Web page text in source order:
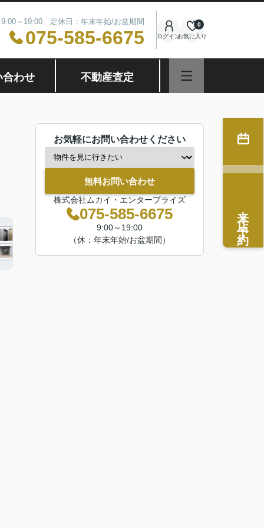
～19:00 定休日：年末年始/お盆期間
075-585-6675 ログインお気に入り
0
合わせ 不動産査定
お気軽にお問い合わせください
無料お問い合わせ
株式会社ムカイ・エンタープライズ
075-585-6675
9:00～19:00
（休：年末年始/お盆期間）
来店予約